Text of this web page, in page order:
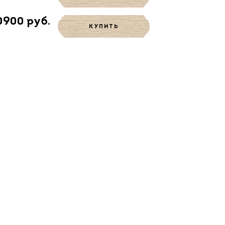
руб. КУПИТЬ